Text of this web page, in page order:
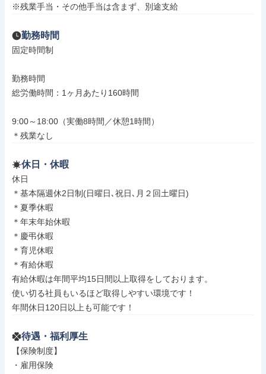
※残業手当・その他手当は含まず、別途支給
勤務時間
固定時間制
勤務時間
総労働時間：1ヶ月あたり160時間
9:00～18:00（実働8時間／休憩1時間）
＊残業なし
休日・休暇
休日
＊基本隔週休2日制(日曜日､祝日､月２回土曜日)
＊夏季休暇
＊年末年始休暇
＊慶弔休暇
＊育児休暇
＊有給休暇
有給休暇は年間平均15日間以上取得をしております。
使い切る社員もいるほど取得しやすい環境です！
年間休日120日以上も可能です！
待遇・福利厚生
【保険制度】
・雇用保険